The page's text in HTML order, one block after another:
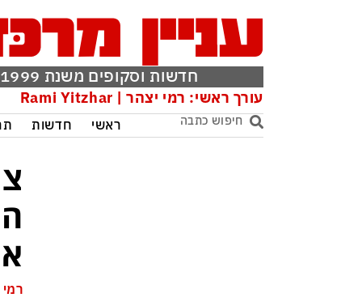
חדשות וסקופים משנת 1999
עורך ראשי: רמי יצהר | Rami Yitzhar
ראשי חדשות